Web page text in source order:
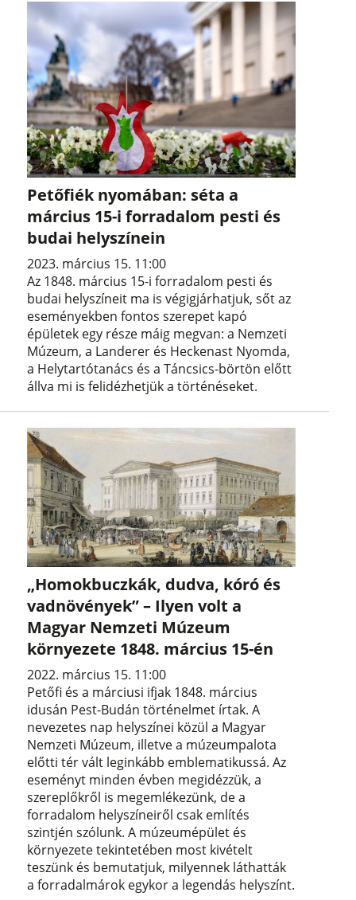
Petőfiék nyomában: séta a
március 15-i forradalom pesti és
budai helyszínein
2023. március 15. 11:00
Az 1848. március 15-i forradalom pesti és
budai helyszíneit ma is végigjárhatjuk, sőt az
eseményekben fontos szerepet kapó
épületek egy része máig megvan: a Nemzeti
Múzeum, a Landerer és Heckenast Nyomda,
a Helytartótanács és a Táncsics-börtön előtt
állva mi is felidézhetjük a történéseket.
„Homokbuczkák, dudva, kóró és
vadnövények” – Ilyen volt a
Magyar Nemzeti Múzeum
környezete 1848. március 15-én
2022. március 15. 11:00
Petőfi és a márciusi ifjak 1848. március
idusán Pest-Budán történelmet írtak. A
nevezetes nap helyszínei közül a Magyar
Nemzeti Múzeum, illetve a múzeumpalota
előtti tér vált leginkább emblematikussá. Az
eseményt minden évben megidézzük, a
szereplőkről is megemlékezünk, de a
forradalom helyszíneiről csak említés
szintjén szólunk. A múzeumépület és
környezete tekintetében most kivételt
teszünk és bemutatjuk, milyennek láthatták
a forradalmárok egykor a legendás helyszínt.